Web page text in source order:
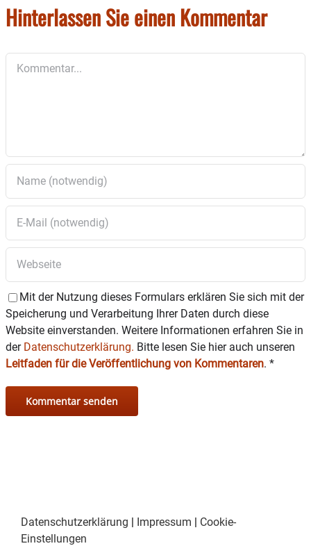
Hinterlassen Sie einen Kommentar
Mit der Nutzung dieses Formulars erklären Sie sich mit der
Speicherung und Verarbeitung Ihrer Daten durch diese
Website einverstanden. Weitere Informationen erfahren Sie in
der Datenschutzerklärung. Bitte lesen Sie hier auch unseren
Leitfaden für die Veröffentlichung von Kommentaren. *
Datenschutzerklärung | Impressum | Cookie-
Einstellungen